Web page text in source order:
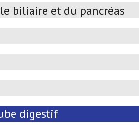
biliaire et du pancréas
digestif